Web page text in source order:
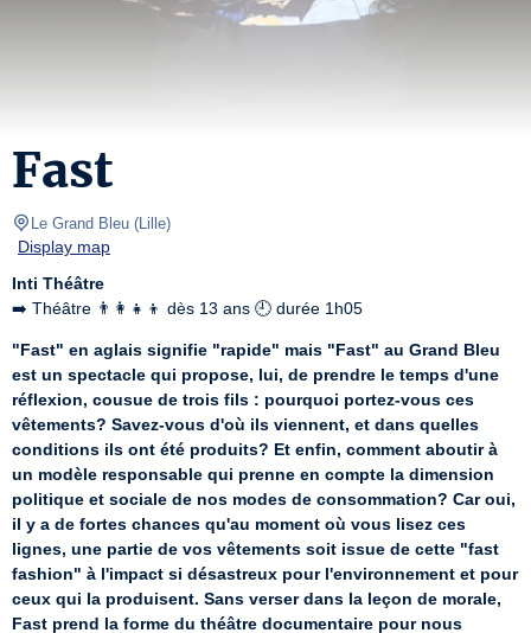
Fast
Le Grand Bleu (Lille)
Display map
Inti Théâtre
➡️ Théâtre 👨‍👩‍👧‍👦 dès 13 ans 🕘 durée 1h05
"Fast" en aglais signifie "rapide" mais "Fast" au Grand Bleu
est un spectacle qui propose, lui, de prendre le temps d'une
réflexion, cousue de trois fils : pourquoi portez-vous ces
vêtements? Savez-vous d'où ils viennent, et dans quelles
conditions ils ont été produits? Et enfin, comment aboutir à
un modèle responsable qui prenne en compte la dimension
politique et sociale de nos modes de consommation? Car oui,
il y a de fortes chances qu'au moment où vous lisez ces
lignes, une partie de vos vêtements soit issue de cette "fast
fashion" à l'impact si désastreux pour l'environnement et pour
ceux qui la produisent. Sans verser dans la leçon de morale,
Fast prend la forme du théâtre documentaire pour nous